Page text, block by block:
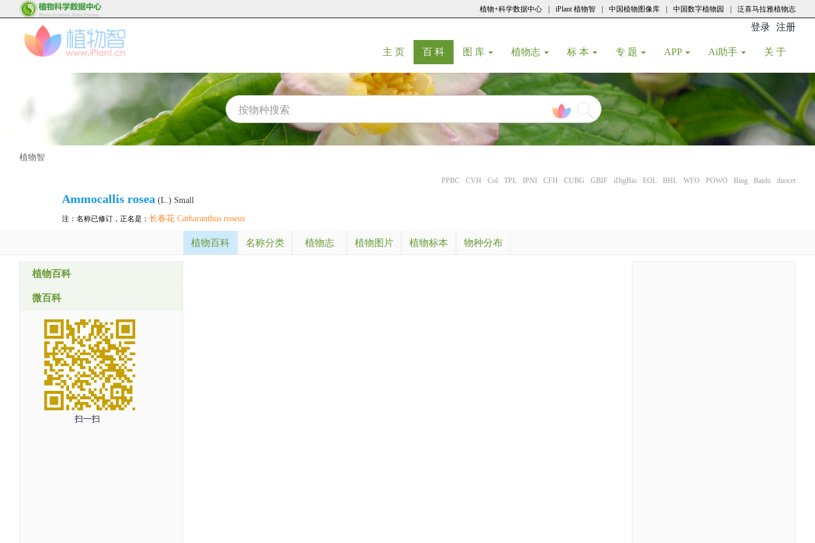
植物+科学数据中心 iPlant 植物智 中国植物图像库 中国数字植物园 泛喜马拉雅植物志
登录 注册
主 页(current)
百 科(current)
图 库 植物志 标 本 专 题 APP Ai助手 关 于
植物智
PPBC CVH Col TPL IPNI CFH CUBG GBIF iDigBio EOL BHL WFO POWO Bing Baidu duocet
Ammocallis rosea (L.) Small
注：名称已修订，正名是： 长春花 Catharanthus roseus
植物百科 名称分类 植物志 植物图片 植物标本 物种分布
植物百科
微百科
扫一扫